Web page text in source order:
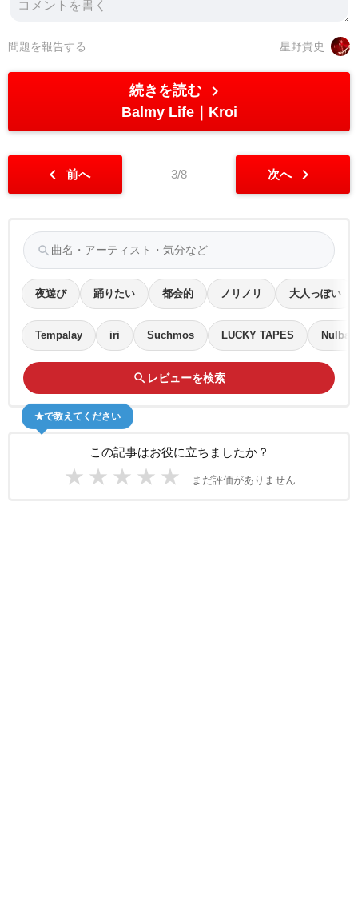
星野貴史
問題を報告する
続きを読む chevron_right
Balmy Life Kroi
chevron_left 前へ 3/8 次へ chevron_right
search
夜遊び 踊りたい 都会的 ノリノリ 大人っぽい
Tempalay iri Suchmos LUCKY TAPES
search レビューを検索
この記事はお役に立ちましたか？
★ ★ ★ ★ ★ まだ評価がありません
★で教えてください